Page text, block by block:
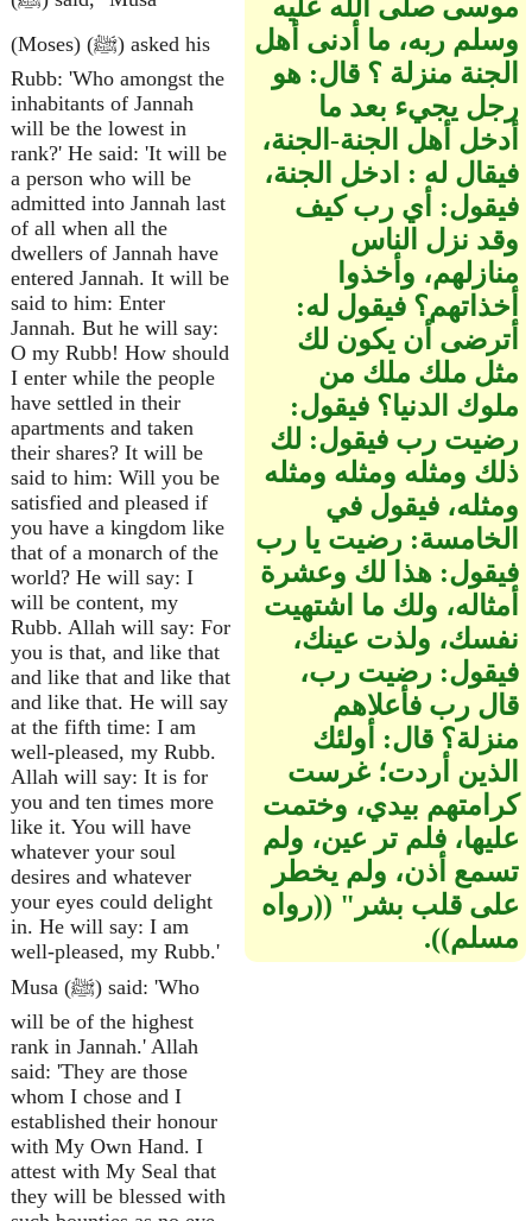
(Moses) (ﷺ) asked his
Rubb: 'Who amongst the
inhabitants of Jannah
will be the lowest in
rank?' He said: 'It will be
a person who will be
admitted into Jannah last
of all when all the
dwellers of Jannah have
entered Jannah. It will be
said to him: Enter
Jannah. But he will say:
O my Rubb! How should
I enter while the people
have settled in their
apartments and taken
their shares? It will be
said to him: Will you be
satisfied and pleased if
you have a kingdom like
that of a monarch of the
world? He will say: I
will be content, my
Rubb. Allah will say: For
you is that, and like that
and like that and like that
and like that. He will say
at the fifth time: I am
well-pleased, my Rubb.
Allah will say: It is for
you and ten times more
like it. You will have
whatever your soul
desires and whatever
your eyes could delight
in. He will say: I am
well-pleased, my Rubb.'
Musa (ﷺ) said: 'Who
will be of the highest
rank in Jannah.' Allah
said: 'They are those
whom I chose and I
established their honour
with My Own Hand. I
attest with My Seal that
they will be blessed with
موسى صلى الله عليه
وسلم ربه، ما أدنى أهل
الجنة منزلة ‏؟‏ قال‏:‏ هو
رجل يجيء بعد ما
أدخل أهل الجنة-الجنة،
فيقال له ‏:‏ ادخل الجنة،
فيقول‏:‏ أي رب كيف
وقد نزل الناس
منازلهم، وأخذوا
أخذاتهم‏؟‏ فيقول له‏:‏
أترضى أن يكون لك
مثل ملك ملك من
ملوك الدنيا‏؟‏ فيقول‏:‏
رضيت رب فيقول‏:‏ لك
ذلك ومثله ومثله ومثله
ومثله، فيقول في
الخامسة‏:‏ رضيت يا رب
فيقول‏:‏ هذا لك وعشرة
أمثاله، ولك ما اشتهيت
نفسك، ولذت عينك،
فيقول‏:‏ رضيت رب،
قال رب فأعلاهم
منزلة‏؟‏ قال‏:‏ أولئك
الذين أردت؛ غرست
كرامتهم بيدي، وختمت
عليها، فلم تر عين، ولم
تسمع أذن، ولم يخطر
على قلب بشر‏"‏ ‏(‏‏(‏رواه
مسلم‏)‏‏)‏‏.‏